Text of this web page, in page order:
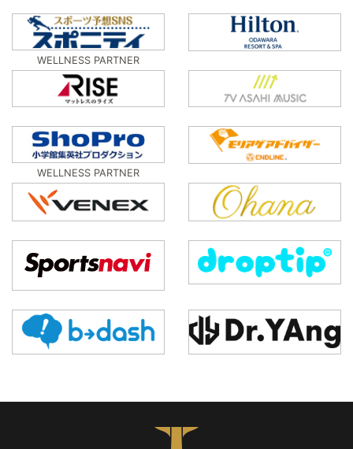
WELLNESS PARTNER
WELLNESS PARTNER